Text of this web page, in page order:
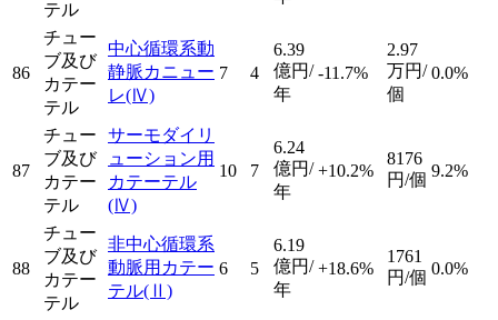
テル
86
チュー
ブ及び
カテー
テル
中心循環系動
静脈カニュー
レ(Ⅳ)
7 4
6.39
億円/
年
-11.7%
2.97
万円/
個
0.0%
87
チュー
ブ及び
カテー
テル
サーモダイリ
ューション用
カテーテル
(Ⅳ)
10 7
6.24
億円/
年
+10.2%
8176
円/個 9.2%
88
チュー
ブ及び
カテー
テル
非中心循環系
動脈用カテー
テル(Ⅱ)
6 5
6.19
億円/
年
+18.6%
1761
円/個 0.0%